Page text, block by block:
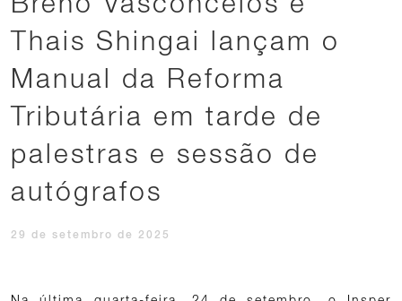
Thais Shingai lançam o
Manual da Reforma
Tributária em tarde de
palestras e sessão de
autógrafos
29 de setembro de 2025